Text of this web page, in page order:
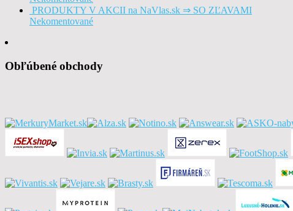
PRODUKTY V AKCII na NaVlas.sk ⇒ SO ZĽAVAMI
Nekomentované
Obľúbené obchody